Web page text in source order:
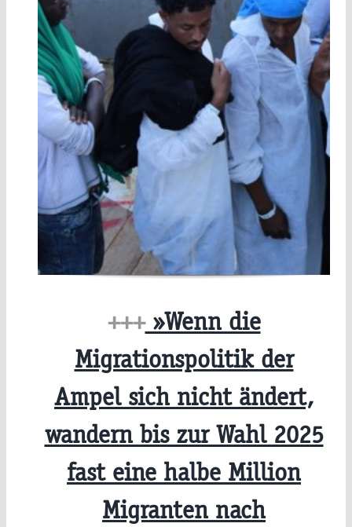
+++»Wenn die
Migrationspolitik der
Ampel sich nicht ändert,
wandern bis zur Wahl 2025
fast eine halbe Million
Migranten nach